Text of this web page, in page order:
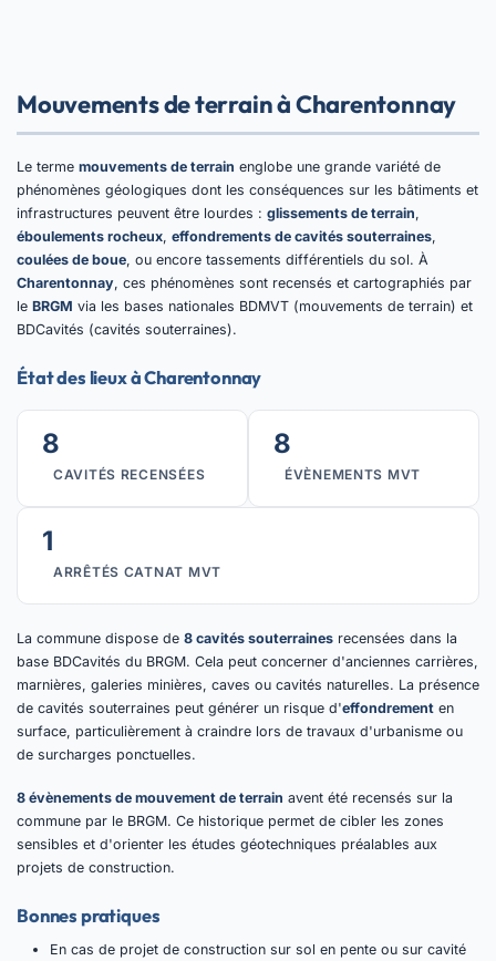
Mouvements de terrain à Charentonnay
Le terme mouvements de terrain englobe une grande variété de
phénomènes géologiques dont les conséquences sur les bâtiments et
infrastructures peuvent être lourdes : glissements de terrain,
éboulements rocheux, effondrements de cavités souterraines,
coulées de boue, ou encore tassements différentiels du sol. À
Charentonnay, ces phénomènes sont recensés et cartographiés par
le BRGM via les bases nationales BDMVT (mouvements de terrain) et
BDCavités (cavités souterraines).
État des lieux à Charentonnay
8
CAVITÉS RECENSÉES
8
ÉVÈNEMENTS MVT
1
ARRÊTÉS CATNAT MVT
La commune dispose de 8 cavités souterraines recensées dans la
base BDCavités du BRGM. Cela peut concerner d'anciennes carrières,
marnières, galeries minières, caves ou cavités naturelles. La présence
de cavités souterraines peut générer un risque d'effondrement en
surface, particulièrement à craindre lors de travaux d'urbanisme ou
de surcharges ponctuelles.
8 évènements de mouvement de terrain avent été recensés sur la
commune par le BRGM. Ce historique permet de cibler les zones
sensibles et d'orienter les études géotechniques préalables aux
projets de construction.
Bonnes pratiques
En cas de projet de construction sur sol en pente ou sur cavité